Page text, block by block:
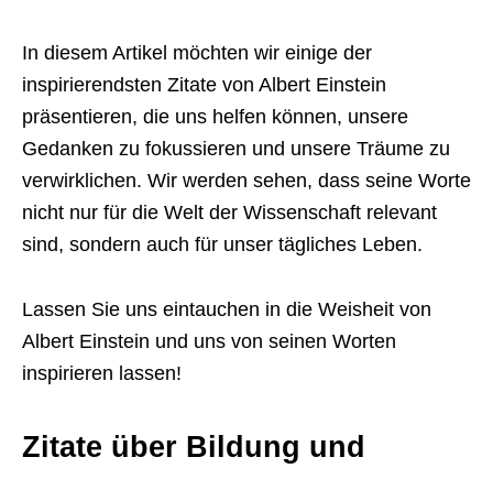
In diesem Artikel möchten wir einige der
inspirierendsten Zitate von Albert Einstein
präsentieren, die uns helfen können, unsere
Gedanken zu fokussieren und unsere Träume zu
verwirklichen. Wir werden sehen, dass seine Worte
nicht nur für die Welt der Wissenschaft relevant
sind, sondern auch für unser tägliches Leben.
Lassen Sie uns eintauchen in die Weisheit von
Albert Einstein und uns von seinen Worten
inspirieren lassen!
Zitate über Bildung und